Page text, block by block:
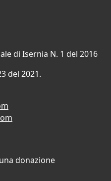
di Isernia N. 1 del 2016
del 2021.
donazione